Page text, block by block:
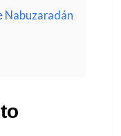
Nabuzaradán